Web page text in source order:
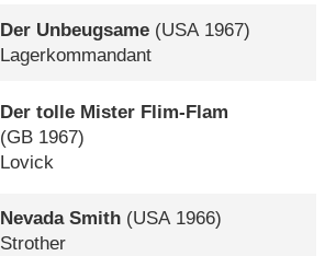
Der Unbeugsame (USA 1967)
Lagerkommandant
Der tolle Mister Flim-Flam
(GB 1967)
Lovick
Nevada Smith (USA1966)
Strother